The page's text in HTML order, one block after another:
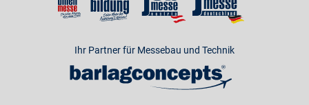
Ihr Partner für Messebau und Technik